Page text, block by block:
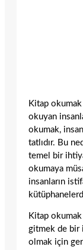
Kitap
okuyan
okumak,
tatlıdır. Bu
temel bir
okumaya
insanların
Kitap
gitmek de bir
olmak için